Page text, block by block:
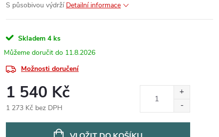
S působivou výdrží Detailní informace
Skladem 4 ks
11.8.2026
Možnosti doručení
1 540 Kč
1 273 Kč bez DPH